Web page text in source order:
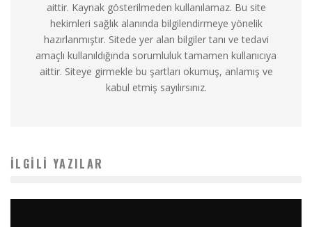
aittir. Kaynak gösterilmeden kullanılamaz. Bu site
hekimleri sağlık alanında bilgilendirmeye yönelik
hazırlanmıştır. Sitede yer alan bilgiler tanı ve tedavi
amaçlı kullanıldığında sorumluluk tamamen kullanıcıya
aittir. Siteye girmekle bu şartları okumuş, anlamış ve
kabul etmiş sayılırsınız.
İLGILI YAZILAR